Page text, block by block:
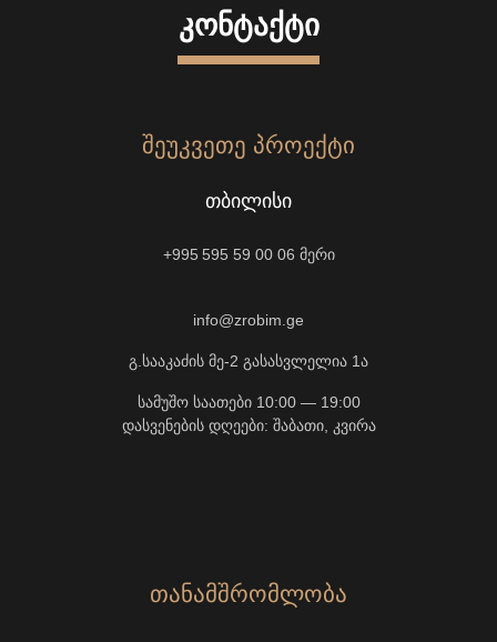
ᲙᲝᲜᲢᲐᲥᲢᲘ
ᲨᲔᲣᲙᲕᲔᲗᲔ ᲞᲠᲝᲔᲥᲢᲘ
ᲗᲑᲘᲚᲘᲡᲘ
+995 595 59 00 06 მერი
info@zrobim.ge
გ.სააკაძის მე-2 გასასვლელია 1ა
სამუშო საათები 10:00 — 19:00
დასვენების დღეები: შაბათი, კვირა
ᲗᲐᲜᲐᲛᲨᲠᲝᲛᲚᲝᲑᲐ